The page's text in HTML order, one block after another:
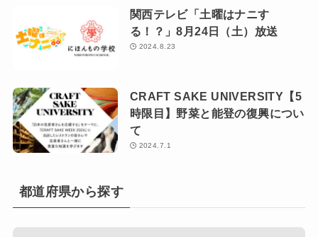
関西テレビ「土曜はナニす
る！？」8月24日（土）放送
2024.8.23
CRAFT SAKE UNIVERSITY【5
時限目】野菜と能登の復興につい
て
2024.7.1
都道府県から探す